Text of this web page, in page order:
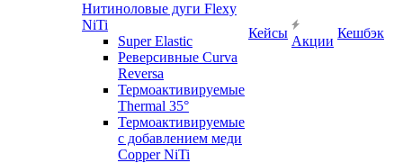
Нитиноловые дуги Flexy
NiTi
Super Elastic
Реверсивные Curva
Reversa
Термоактивируемые
Thermal 35°
Термоактивируемые
с добавлением меди
Copper NiTi
Кейсы
Акции
Кешбэк